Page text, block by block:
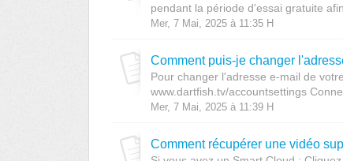
pendant la période d'essai gratuite
Mer, 7 Mai, 2025 à 11:35 H
Comment puis-je changer
Pour changer l'adresse e-mail de
www.dartfish.tv/accountsettings
Mer, 7 Mai, 2025 à 11:39 H
Comment récupérer une vidéo